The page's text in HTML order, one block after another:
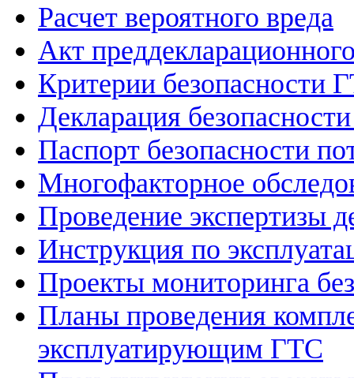
Расчет вероятного вреда
Акт
Критерии безопасности
Декларация
Паспорт безопасности
Многофакторное
Проведение экспертизы
Инструкция по
Проекты мониторинга
Планы проведения
эксплуатирующим ГТС